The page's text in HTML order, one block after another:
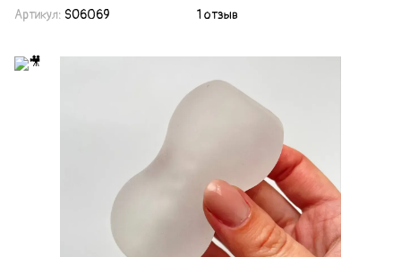
Артикул: SO6069 1 отзыв